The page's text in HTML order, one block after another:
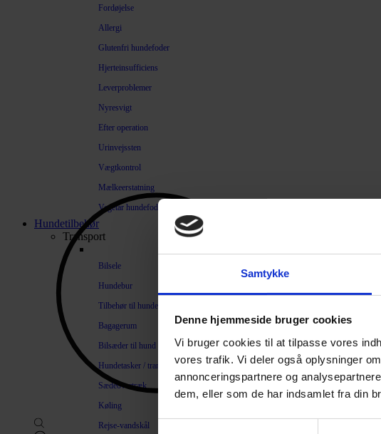
Samtykke
Denne hjemmeside bruger cookies
Vi bruger cookies til at tilpasse vores
vores trafik. Vi deler også oplysninger
annonceringspartnere og
dem, eller som de har indsamlet fra din
Fordøjelse
Allergi
Glutenfri hundefoder
Hjerteinsufficiens
Leverproblemer
Nyresvigt
Efter operation
Urinvejssten
Vægtkontrol
Mælkeerstatning
Vegetar hundefoder
Hundetilbehør
Transport
Bilsele
Hundebur
Tilbehør til hundebure
Bagagerum
Bilsæder til hund
Hundetasker / transportkasser
Sædeovertræk
Køling
Rejse-vandskål